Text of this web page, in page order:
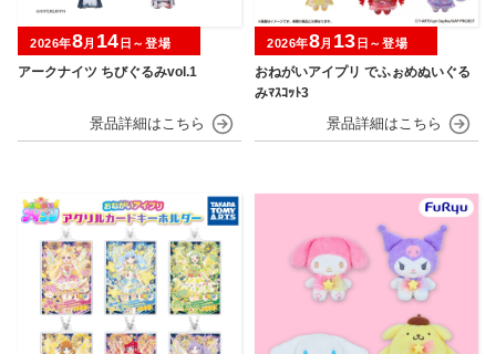
アークナイツ ちびぐるみvol.1
2026年8月 14 日～登場
おねがいアイプリ でふぉめぬいぐる
みﾏｽｺｯﾄ3
2026年8月 13 日～登場